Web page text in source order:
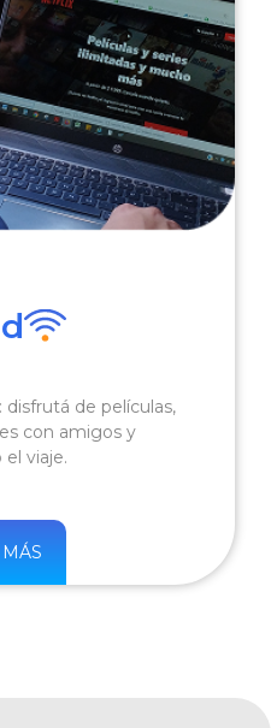
de películas,
con amigos y
viaje.